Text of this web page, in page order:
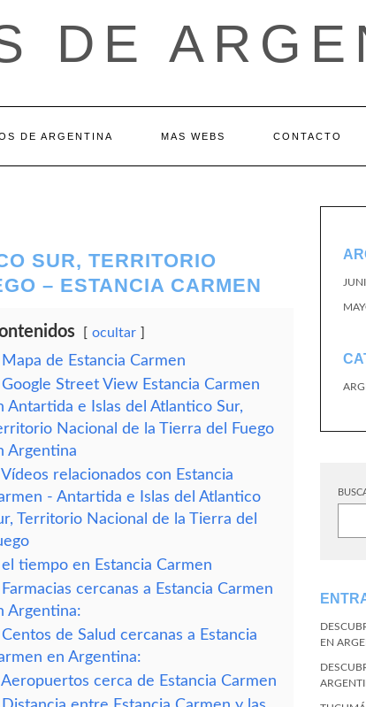
DE
DE ARGENTINA MAS WEBS CONTACTO
SUR, TERRITORIO
– ESTANCIA CARMEN
ocultar
Mapa de Estancia Carmen
Google Street View Estancia Carmen
Antartida e Islas del Atlantico Sur,
Nacional de la Tierra del Fuego
Argentina
Vídeos relacionados con Estancia
- Antartida e Islas del Atlantico
Territorio Nacional de la Tierra del
el tiempo en Estancia Carmen
Farmacias cercanas a Estancia Carmen
Argentina:
Centos de Salud cercanas a Estancia
en Argentina:
Aeropuertos cerca de Estancia Carmen
EN